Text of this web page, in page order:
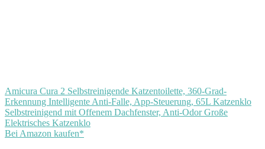
Amicura Cura 2 Selbstreinigende Katzentoilette, 360-Grad-
Erkennung Intelligente Anti-Falle, App-Steuerung, 65L Katzenklo
Selbstreinigend mit Offenem Dachfenster, Anti-Odor Große
Elektrisches Katzenklo
Bei Amazon kaufen*